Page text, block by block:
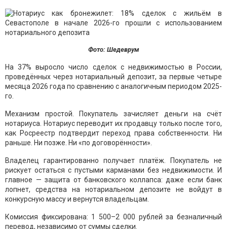
Фото: Шедеврум
На 37% выросло число сделок с недвижимостью в России,
проведённых через нотариальный депозит, за первые четыре
месяца 2026 года по сравнению с аналогичным периодом 2025-
го.
Механизм простой. Покупатель зачисляет деньги на счёт
нотариуса. Нотариус переводит их продавцу только после того,
как Росреестр подтвердит переход права собственности. Ни
раньше. Ни позже. Ни «по договорённости».
Владелец гарантированно получает платёж. Покупатель не
рискует остаться с пустыми карманами без недвижимости. И
главное — защита от банковского коллапса: даже если банк
лопнет, средства на нотариальном депозите не войдут в
конкурсную массу и вернутся владельцам.
Комиссия фиксирована: 1 500–2 000 рублей за безналичный
перевод, независимо от суммы сделки.